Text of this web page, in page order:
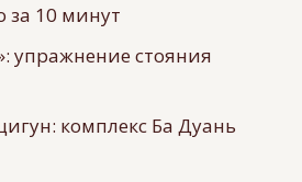
за 10 минут
упражнение стояния
комплекс Ба Дуань